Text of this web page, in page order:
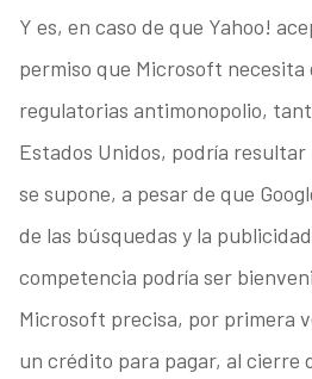
Y es, en caso de que Yahoo!
permiso que Microsoft necesita
regulatorias antimonopolio,
Estados Unidos, podría
se supone, a pesar de que
de las búsquedas y la
competencia podría ser
Microsoft precisa, por primera
un crédito para pagar, al cierre